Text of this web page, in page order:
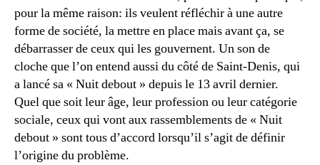
pour la même raison: ils veulent réfléchir à une autre
forme de société, la mettre en place mais avant ça, se
débarrasser de ceux qui les gouvernent. Un son de
cloche que l’on entend aussi du côté de Saint-Denis, qui
a lancé sa « Nuit debout » depuis le 13 avril dernier.
Quel que soit leur âge, leur profession ou leur catégorie
sociale, ceux qui vont aux rassemblements de « Nuit
debout » sont tous d’accord lorsqu’il s’agit de définir
l’origine du problème.